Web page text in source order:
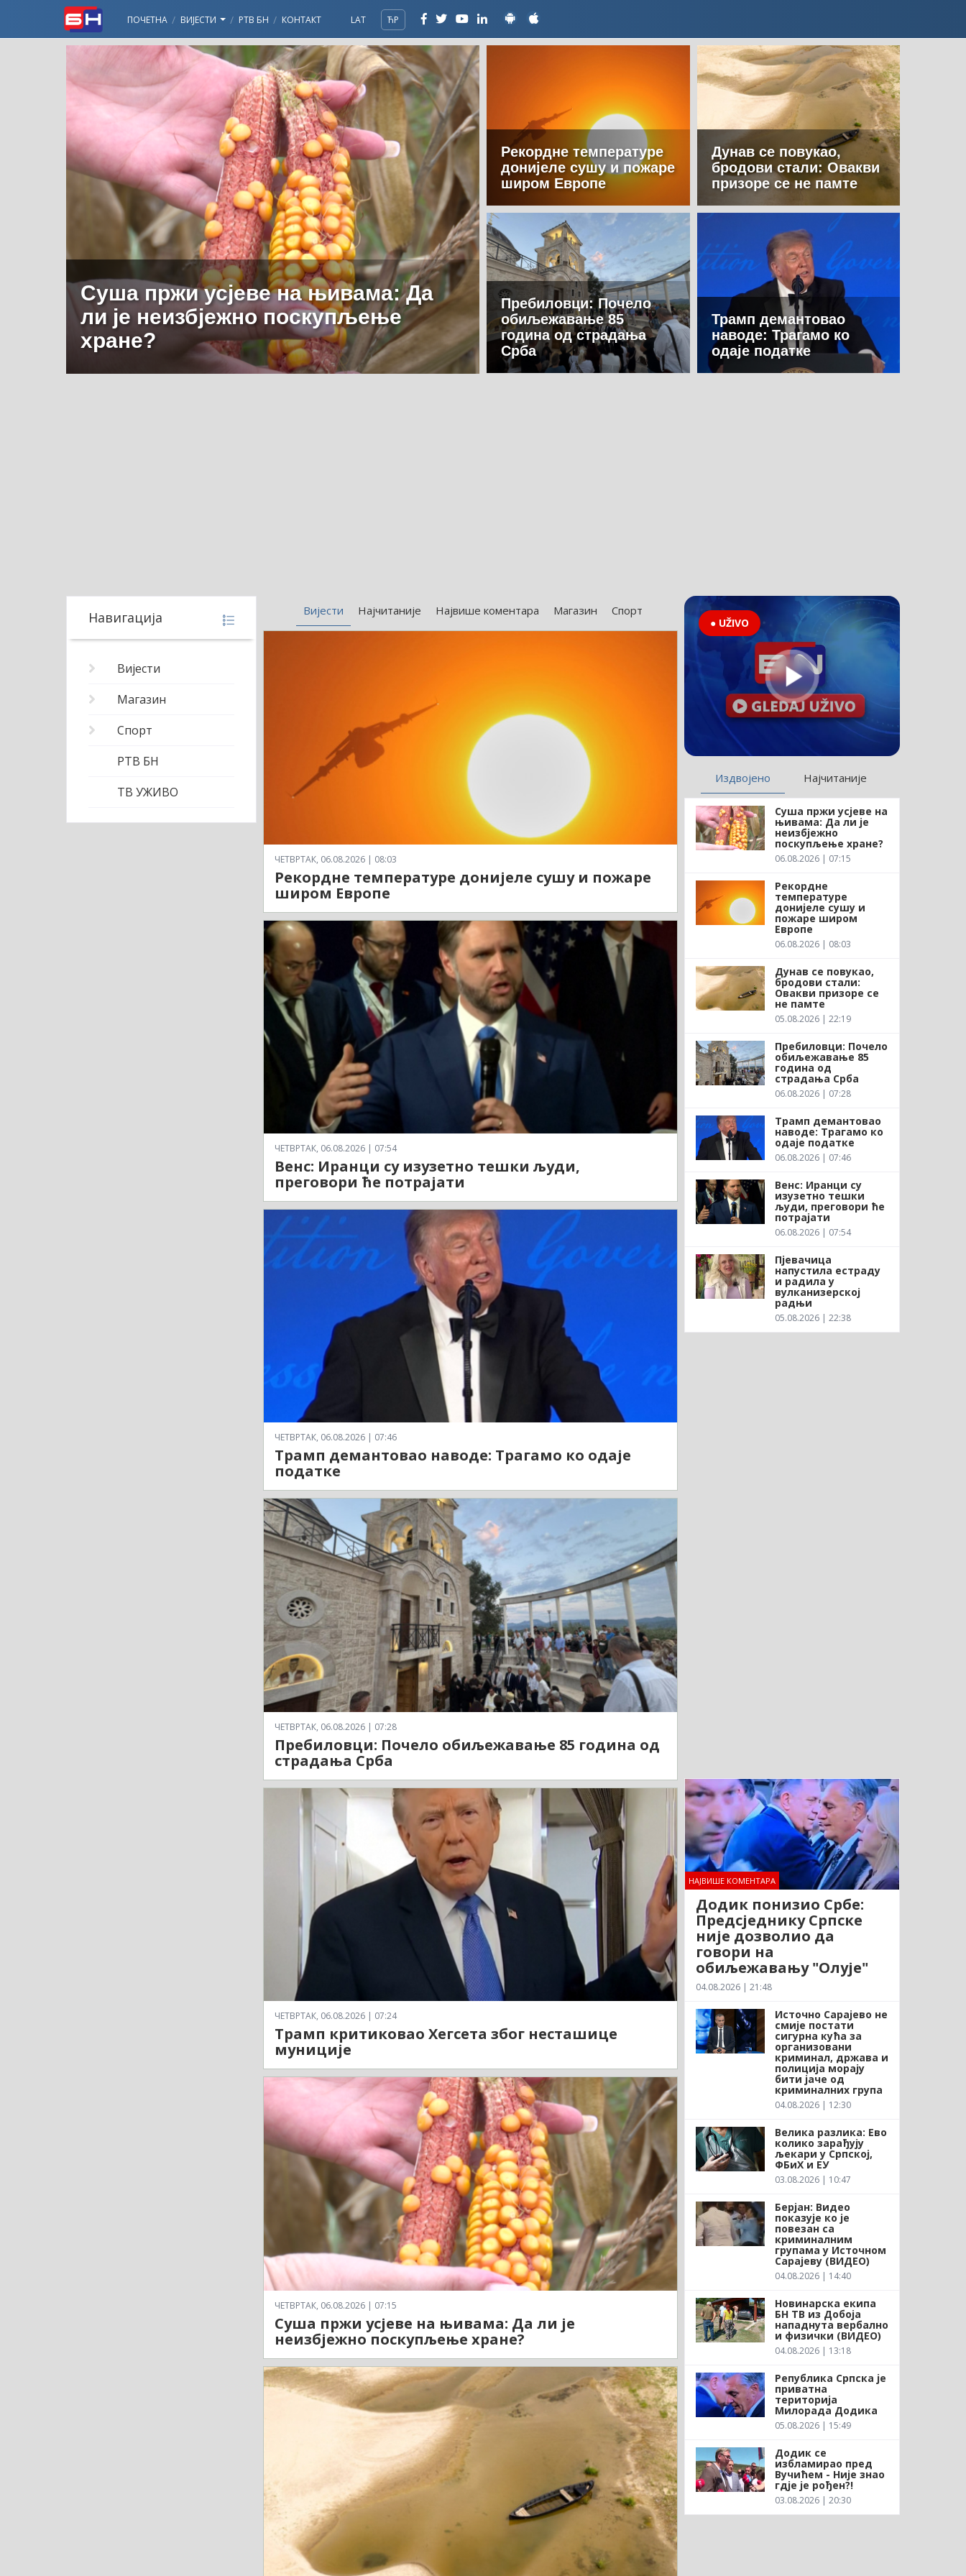
ПОЧЕТНА ВИЈЕСТИ РТВ БН КОНТАКТ LAT ЋР
Суша пржи усјеве на њивама: Да
ли је неизбјежно поскупљење
хране?
Рекордне температуре
донијеле сушу и пожаре
широм Европе
Дунав се повукао,
бродови стали: Овакви
призоре се не памте
Пребиловци: Почело
обиљежавање 85
година од страдања
Срба
Трамп демантовао
наводе: Трагамо ко
одаје податке
Навигација
Вијести
Магазин
Спорт
РТВ БН
ТВ УЖИВО
Вијести Најчитаније Највише коментара Магазин Спорт
ЧЕТВРТАК, 06.08.2026 | 08:03
Рекордне температуре донијеле сушу и пожаре
широм Европе
ЧЕТВРТАК, 06.08.2026 | 07:54
Венс: Иранци су изузетно тешки људи,
преговори ће потрајати
ЧЕТВРТАК, 06.08.2026 | 07:46
Трамп демантовао наводе: Трагамо ко одаје
податке
ЧЕТВРТАК, 06.08.2026 | 07:28
Пребиловци: Почело обиљежавање 85 година од
страдања Срба
ЧЕТВРТАК, 06.08.2026 | 07:24
Трамп критиковао Хегсета због несташице
муниције
ЧЕТВРТАК, 06.08.2026 | 07:15
Суша пржи усјеве на њивама: Да ли је
неизбјежно поскупљење хране?
● UŽIVO
Издвојено Најчитаније
Суша пржи усјеве на
њивама: Да ли је
неизбјежно
поскупљење хране?
06.08.2026 | 07:15
Рекордне
температуре
донијеле сушу и
пожаре широм
Европе
06.08.2026 | 08:03
Дунав се повукао,
бродови стали:
Овакви призоре се
не памте
05.08.2026 | 22:19
Пребиловци: Почело
обиљежавање 85
година од
страдања Срба
06.08.2026 | 07:28
Трамп демантовао
наводе: Трагамо ко
одаје податке
06.08.2026 | 07:46
Венс: Иранци су
изузетно тешки
људи, преговори ће
потрајати
06.08.2026 | 07:54
Пјевачица
напустила естраду
и радила у
вулканизерској
радњи
05.08.2026 | 22:38
НАЈВИШЕ КОМЕНТАРА
Додик понизио Србе:
Предсједнику Српске
није дозволио да
говори на
обиљежавању "Олује"
04.08.2026 | 21:48
Источно Сарајево не
смије постати
сигурна кућа за
организовани
криминал, држава и
полиција морају
бити јаче од
криминалних група
04.08.2026 | 12:30
Велика разлика: Ево
колико зарађују
љекари у Српској,
ФБиХ и ЕУ
03.08.2026 | 10:47
Берјан: Видео
показује ко је
повезан са
криминалним
групама у Источном
Сарајеву (ВИДЕО)
04.08.2026 | 14:40
Новинарска екипа
БН ТВ из Добоја
нападнута вербално
и физички (ВИДЕО)
04.08.2026 | 13:18
Република Српска је
приватна
територија
Милорада Додика
05.08.2026 | 15:49
Додик се
избламирао пред
Вучићем - Није знао
гдје је рођен?!
03.08.2026 | 20:30